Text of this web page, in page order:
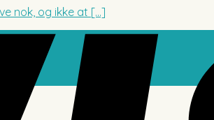
nok, og ikke at [...]